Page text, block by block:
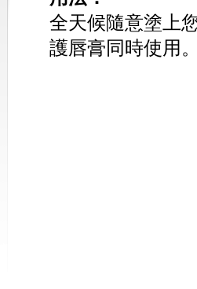
全天候隨意塗上
護唇膏同時使用